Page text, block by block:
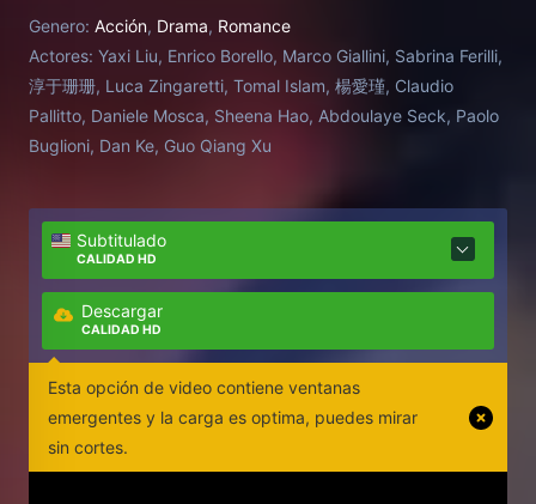
Genero: Acción, Drama, Romance
Actores: Yaxi Liu, Enrico Borello, Marco Giallini, Sabrina Ferilli,
淳于珊珊, Luca Zingaretti, Tomal Islam, 楊愛瑾, Claudio
Pallitto, Daniele Mosca, Sheena Hao, Abdoulaye Seck, Paolo
Buglioni, Dan Ke, Guo Qiang Xu
Subtitulado
CALIDAD HD
Descargar
CALIDAD HD
Esta opción de video contiene ventanas
emergentes y la carga es optima, puedes mirar
sin cortes.